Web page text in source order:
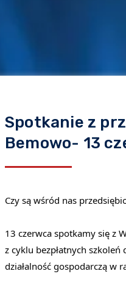
Spotkanie z
Bemowo- 13
Czy są wśród nas
13 czerwca spotkamy się z
z cyklu bezpłatnych
działalność gospodarczą w